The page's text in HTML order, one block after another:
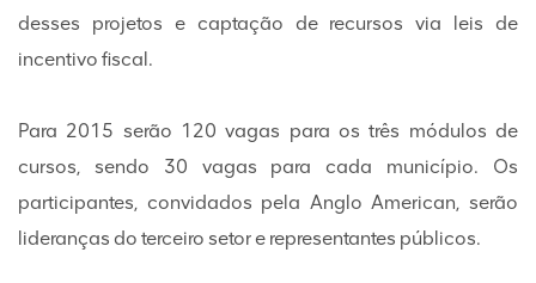
desses projetos e captação de recursos via leis de
incentivo fiscal.
Para 2015 serão 120 vagas para os três módulos de
cursos, sendo 30 vagas para cada município. Os
participantes, convidados pela Anglo American, serão
lideranças do terceiro setor e representantes públicos.